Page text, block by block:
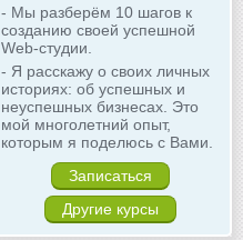
- Мы разберём 10 шагов к
созданию своей успешной
Web-студии.
- Я расскажу о своих личных
историях: об успешных и
неуспешных бизнесах. Это
мой многолетний опыт,
которым я поделюсь с Вами.
Записаться
Другие курсы